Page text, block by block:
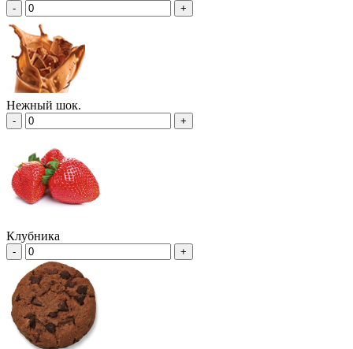
- +
Нежный шок.
- +
Клубника
- +